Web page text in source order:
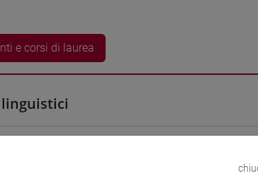
e corsi di laurea